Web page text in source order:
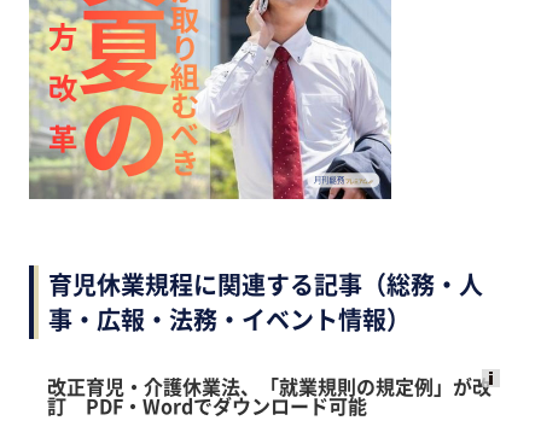
育児休業規程に関連する記事（総務・人
事・広報・法務・イベント情報）
改正育児・介護休業法、「就業規則の規定例」が改
訂 PDF・Wordでダウンロード可能